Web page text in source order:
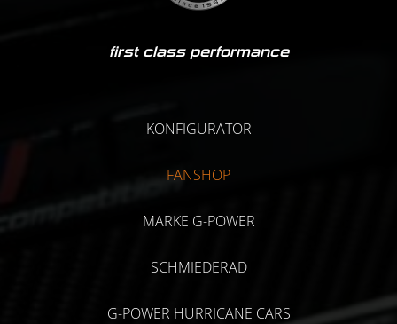
first class performance
KONFIGURATOR
FANSHOP
MARKE G-POWER
SCHMIEDERAD
G-POWER HURRICANE CARS